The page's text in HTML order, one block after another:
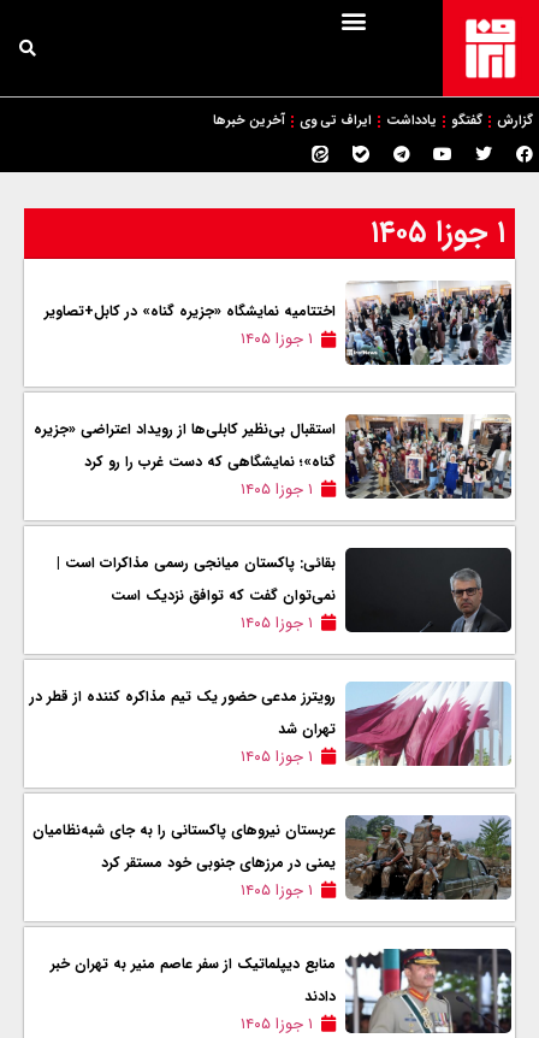
گزارش گفتگو یادداشت ایراف تی وی آخرین خبرها
۱ جوزا ۱۴۰۵
اختتامیه نمایشگاه «جزیره گناه» در کابل+تصاویر
۱ جوزا ۱۴۰۵
استقبال بی‌نظیر کابلی‌ها از رویداد اعتراضی «جزیره
گناه»؛ نمایشگاهی که دست غرب را رو کرد
۱ جوزا ۱۴۰۵
بقائی: پاکستان میانجی رسمی مذاکرات است |
نمی‌توان گفت که توافق نزدیک است
۱ جوزا ۱۴۰۵
رویترز مدعی حضور یک تیم مذاکره کننده از قطر در
تهران شد
۱ جوزا ۱۴۰۵
عربستان نیروهای پاکستانی را به جای شبه‌نظامیان
یمنی در مرزهای جنوبی خود مستقر کرد
۱ جوزا ۱۴۰۵
منابع دیپلماتیک از سفر عاصم منیر به تهران خبر
دادند
۱ جوزا ۱۴۰۵